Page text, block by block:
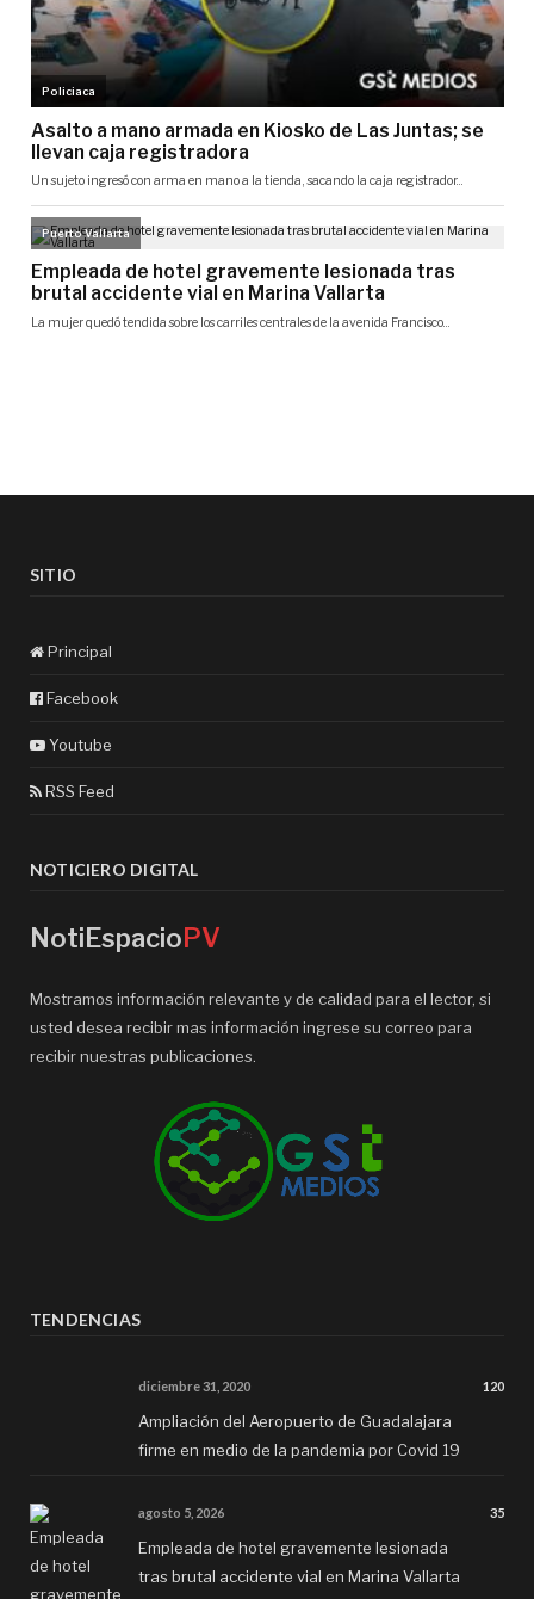
SITIO
Principal
Facebook
Youtube
RSS Feed
NOTICIERO DIGITAL
NotiEspacioPV
Mostramos información relevante y de calidad para el lector, si
usted desea recibir mas información ingrese su correo para
recibir nuestras publicaciones.
TENDENCIAS
diciembre 31, 2020 120
Ampliación del Aeropuerto de Guadalajara
firme en medio de la pandemia por Covid 19
agosto 5, 2026 35
Empleada de hotel gravemente lesionada
tras brutal accidente vial en Marina Vallarta